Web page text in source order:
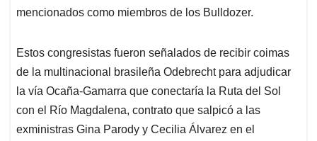
mencionados como miembros de los Bulldozer.
Estos congresistas fueron señalados de recibir coimas
de la multinacional brasileña Odebrecht para adjudicar
la vía Ocaña-Gamarra que conectaría la Ruta del Sol
con el Río Magdalena, contrato que salpicó a las
exministras Gina Parody y Cecilia Álvarez en el